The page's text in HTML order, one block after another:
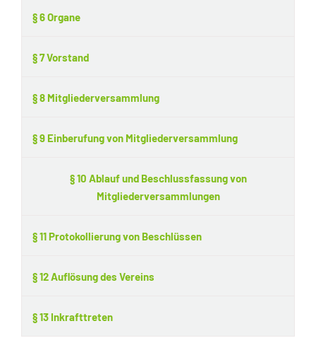
§ 6 Organe
§ 7 Vorstand
§ 8 Mitgliederversammlung
§ 9 Einberufung von Mitgliederversammlung
§ 10 Ablauf und Beschlussfassung von
Mitgliederversammlungen
§ 11 Protokollierung von Beschlüssen
§ 12 Auflösung des Vereins
§ 13 Inkrafttreten